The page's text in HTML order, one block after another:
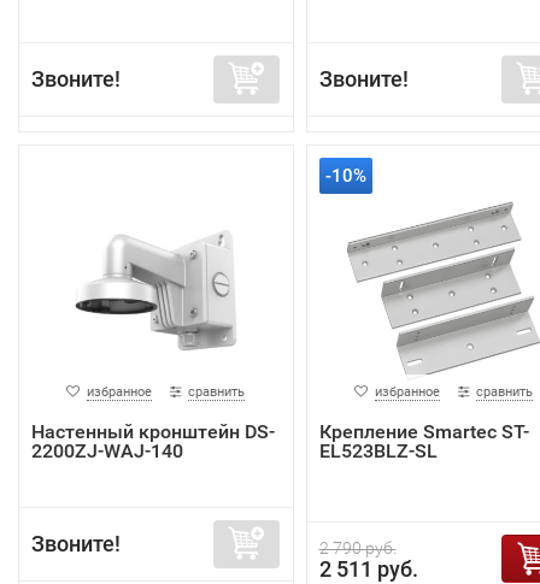
Звоните! Звоните!
избранное сравнить
Настенный кронштейн DS-
2200ZJ-WAJ-140
Звоните!
-10%
избранное сравнить
Крепление Smartec ST-
EL523BLZ-SL
2 790 руб.
2 511 руб.